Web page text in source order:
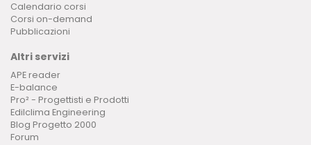
Calendario corsi
Corsi on-demand
Pubblicazioni
Altri servizi
APE reader
E-balance
Pro² - Progettisti e Prodotti
Edilclima Engineering
Blog Progetto 2000
Forum